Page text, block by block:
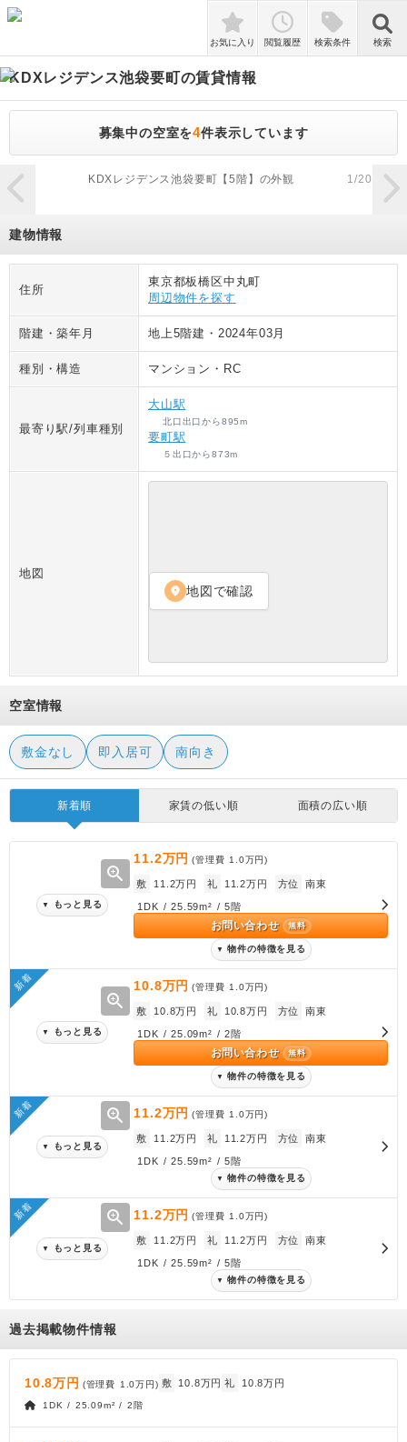
検索
お気に入り 閲覧履歴 検索条件 検索
KDXレジデンス池袋要町の賃貸情報
募集中の空室を4件表示しています
zoom_in
KDXレジデンス池袋要町【5階】の外観 1/20
建物情報
住所
東京都板橋区中丸町
周辺物件を探す
階建・築年月 地上5階建 ・ 2024年03月
種別・構造 マンション ・ RC
最寄り駅/列車種別
大山駅
北口出口から895m
要町駅
５出口から873m
地図
location_on 地図で確認
空室情報
敷金なし 即入居可 南向き
新着順 家賃の低い順 面積の広い順
zoom_in
▼ もっと見る
11.2万円 (管理費 1.0万円)
敷 11.2万円 礼 11.2万円 方位 南東
1DK / 25.59m² / 5階
お問い合わせ 無料
▼ 物件の特徴を見る
新着
zoom_in
▼ もっと見る
10.8万円 (管理費 1.0万円)
敷 10.8万円 礼 10.8万円 方位 南東
1DK / 25.09m² / 2階
お問い合わせ 無料
▼ 物件の特徴を見る
新着 zoom_in
▼ もっと見る
11.2万円 (管理費 1.0万円)
敷 11.2万円 礼 11.2万円 方位 南東
1DK / 25.59m² / 5階
▼ 物件の特徴を見る
新着 zoom_in
▼ もっと見る
11.2万円 (管理費 1.0万円)
敷 11.2万円 礼 11.2万円 方位 南東
1DK / 25.59m² / 5階
▼ 物件の特徴を見る
過去掲載物件情報
10.8万円 (管理費 1.0万円) 敷 10.8万円 礼 10.8万円
1DK / 25.09m² / 2階